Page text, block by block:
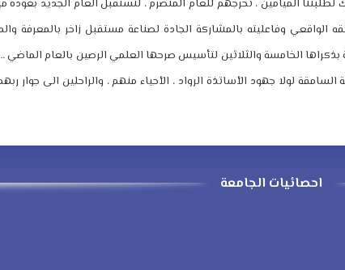
لطلبتنا الميامين ، تخرجهم للعام المنصرم ، لنستقبل العام الجديد بعودة
الواقعي وفاعليته بالمشاركة الجادة لصناعة مستقبل زاخر بالمعرفة
الخامسة والثلاثين لتأسيس صرحها العلمي الرصين بالعام الماضي …
لولا جهود الأساتذة الرواد ، الأحياء منهم ، والراحلين الى جوار
احصائيات الجامعة